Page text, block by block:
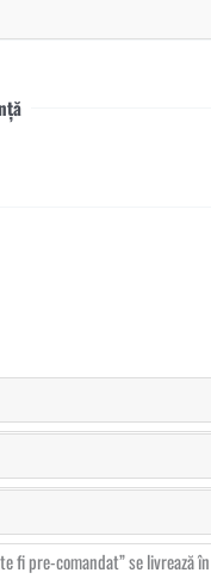
pre-comandat” se livrează